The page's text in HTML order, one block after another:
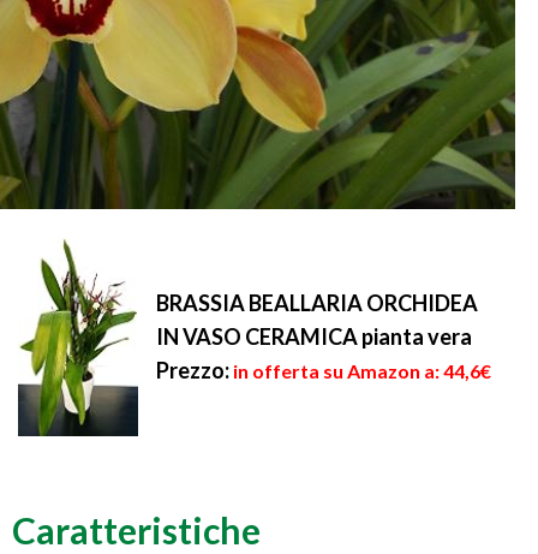
BRASSIA BEALLARIA ORCHIDEA
IN VASO CERAMICA pianta vera
Prezzo: in offerta su Amazon a: 44,6€
Caratteristiche